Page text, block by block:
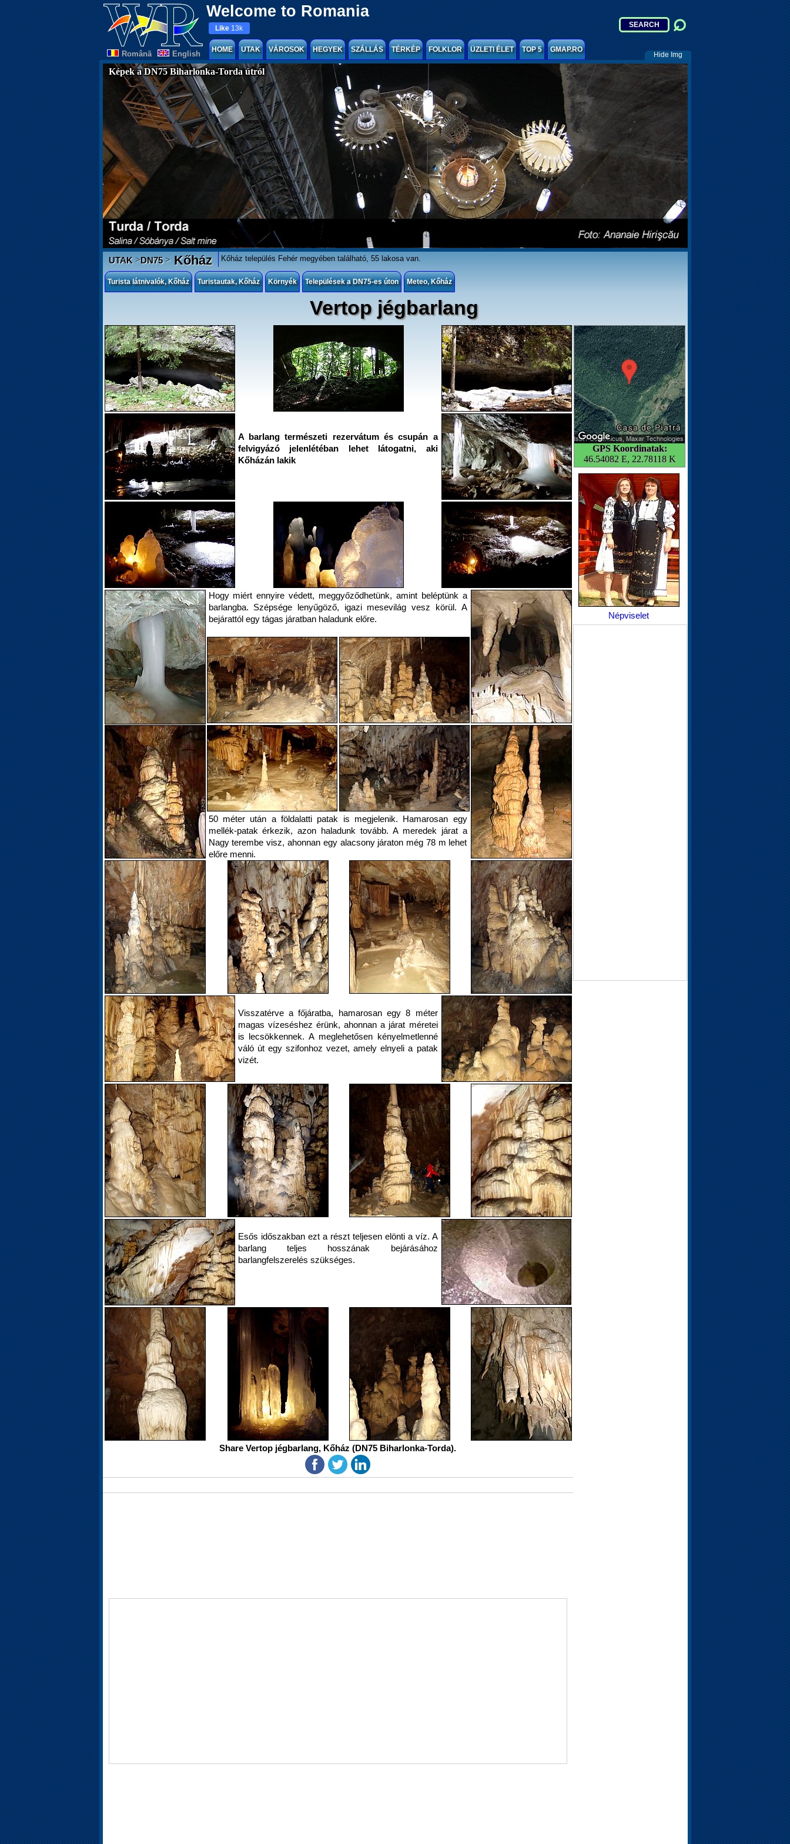
Welcome to Romania
Românã English
Like 13k
HOME UTAK VÁROSOK HEGYEK SZÁLLÁS TÉRKÉP FOLKLOR ÜZLETI ÉLET TOP 5 GMAP.RO
Hide Img
Képek a DN75 Biharlonka-Torda útról
UTAK>DN75>Kőház Kőház település Fehér megyében található, 55 lakosa van.
Turista látnivalók, Kőház Turistautak, Kőház Környék Települések a DN75-es úton Meteo, Kőház
Vertop jégbarlang
GPS Koordinatak:
46.54082 E, 22.78118 K
A barlang természeti rezervátum és csupán a
felvigyázó jelenlétéban lehet látogatni, aki
Kőházán lakik
Hogy miért ennyire védett, meggyőződhetünk, amint beléptünk a
barlangba. Szépsége lenyűgöző, igazi mesevilág vesz körül. A
bejárattól egy tágas járatban haladunk előre.
50 méter után a földalatti patak is megjelenik. Hamarosan egy
mellék-patak érkezik, azon haladunk tovább. A meredek járat a
Nagy terembe visz, ahonnan egy alacsony járaton még 78 m lehet
előre menni.
Visszatérve a főjáratba, hamarosan egy 8 méter
magas vízeséshez érünk, ahonnan a járat méretei
is lecsökkennek. A meglehetősen kényelmetlenné
váló út egy szifonhoz vezet, amely elnyeli a patak
vizét.
Esős időszakban ezt a részt teljesen elönti a víz. A
barlang teljes hosszának bejárásához
barlangfelszerelés szükséges.
Népviselet
Share Vertop jégbarlang, Kőház (DN75 Biharlonka-Torda).